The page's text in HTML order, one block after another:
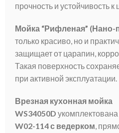
прочность и устойчивость
Мойка “Рифленая” (Нано-
только красиво, но и
защищает от царапин,
Такая поверхность
при активной эксплуатации.
Врезная кухонная мойка
WS34050D укомплектована
W02-114 с ведерком,